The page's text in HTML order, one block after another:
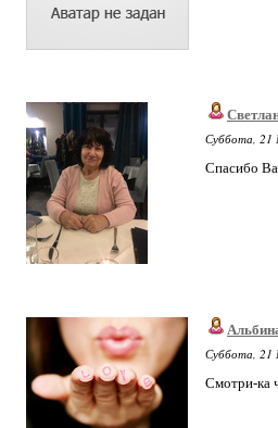
Суббота, 21
Спасибо
Суббота, 21
Смотри-ка